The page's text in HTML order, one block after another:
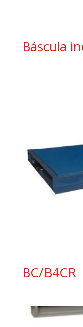
Báscula
BC/B4CR